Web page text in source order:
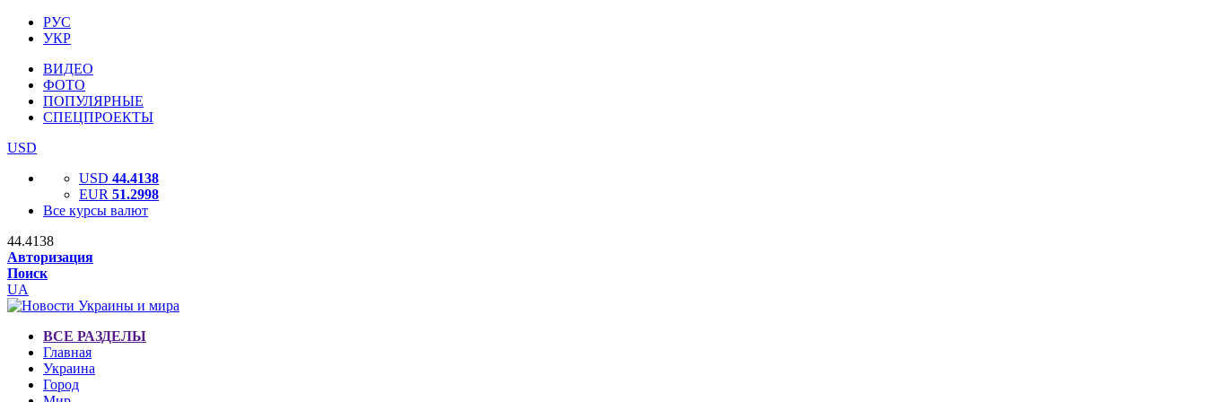
РУС
УКР
ВИДЕО
ФОТО
ПОПУЛЯРНЫЕ
СПЕЦПРОЕКТЫ
USD
USD 44.4138
EUR 51.2998
Все курсы валют
44.4138
Авторизация
Поиск
UA
ВСЕ РАЗДЕЛЫ
Главная
Украина
Город